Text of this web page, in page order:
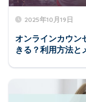
2025年10月19日
オンラインカウン
きる？利用方法と